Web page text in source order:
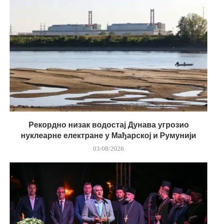
Рекордно низак водостај Дунава угрозио
нуклеарне електране у Мађарској и Румунији
03/08/2026